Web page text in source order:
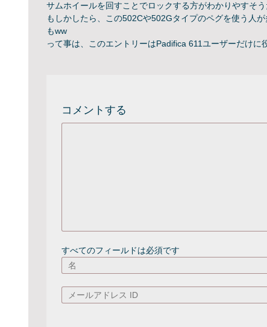
サムホイールを回すことでロックする方がわかりやすそう
もしかしたら、この502Cや502Gタイプのペグを使う人
もww
って事は、このエントリーはPadifica 611ユーザーだけに
コメントする
すべてのフィールドは必須です